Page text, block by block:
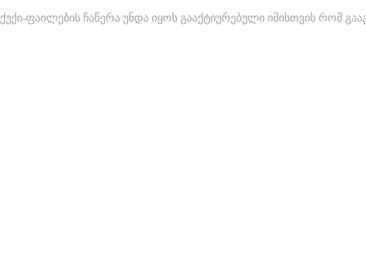
ქუქი-ფაილების ჩაწერა უნდა იყოს გააქტიურებული იმისთვის რომ